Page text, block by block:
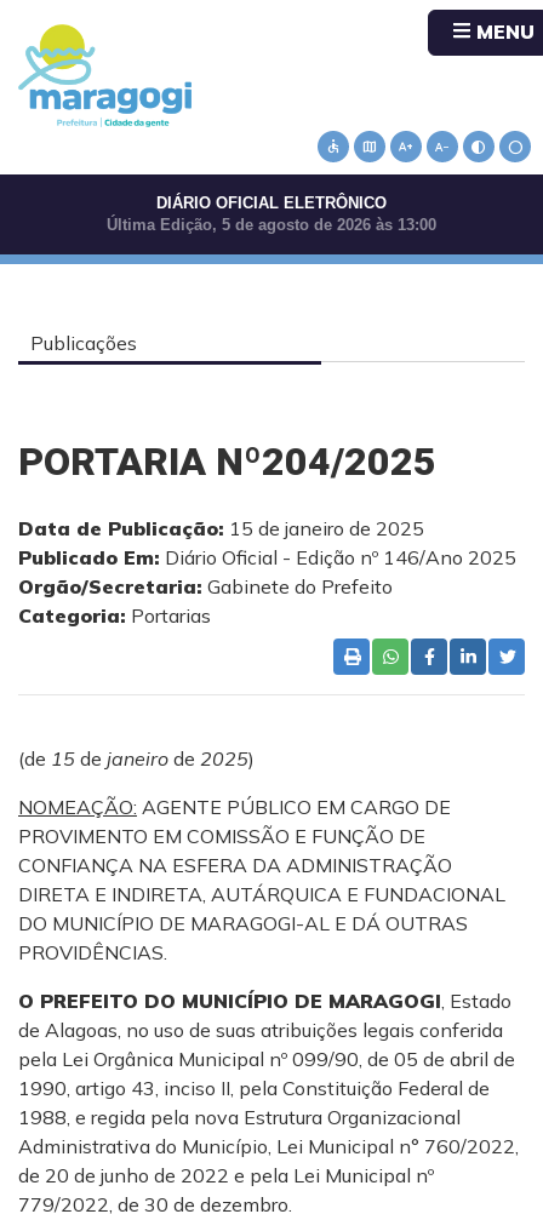
MENU
accessible map text_increase text_decrease contrast circle
DIÁRIO OFICIAL ELETRÔNICO
Última Edição, 5 de agosto de 2026 às 13:00
Publicações
PORTARIA Nº204/2025
Data de Publicação: 15 de janeiro de 2025
Publicado Em: Diário Oficial - Edição nº 146/Ano 2025
Orgão/Secretaria: Gabinete do Prefeito
Categoria: Portarias
(de 15 de janeiro de 2025)
NOMEAÇÃO: AGENTE PÚBLICO EM CARGO DE
PROVIMENTO EM COMISSÃO E FUNÇÃO DE
CONFIANÇA NA ESFERA DA ADMINISTRAÇÃO
DIRETA E INDIRETA, AUTÁRQUICA E FUNDACIONAL
DO MUNICÍPIO DE MARAGOGI-AL E DÁ OUTRAS
PROVIDÊNCIAS.
O PREFEITO DO MUNICÍPIO DE MARAGOGI, Estado
de Alagoas, no uso de suas atribuições legais conferida
pela Lei Orgânica Municipal nº 099/90, de 05 de abril de
1990, artigo 43, inciso II, pela Constituição Federal de
1988, e regida pela nova Estrutura Organizacional
Administrativa do Município, Lei Municipal n° 760/2022,
de 20 de junho de 2022 e pela Lei Municipal nº
779/2022, de 30 de dezembro.